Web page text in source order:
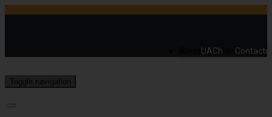
Recently added item(s)
UACh Contacto
Toggle navigation